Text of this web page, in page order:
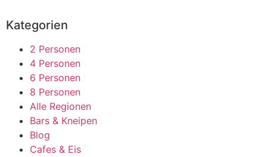
Kategorien
2 Personen
4 Personen
6 Personen
8 Personen
Alle Regionen
Bars & Kneipen
Blog
Cafes & Eis